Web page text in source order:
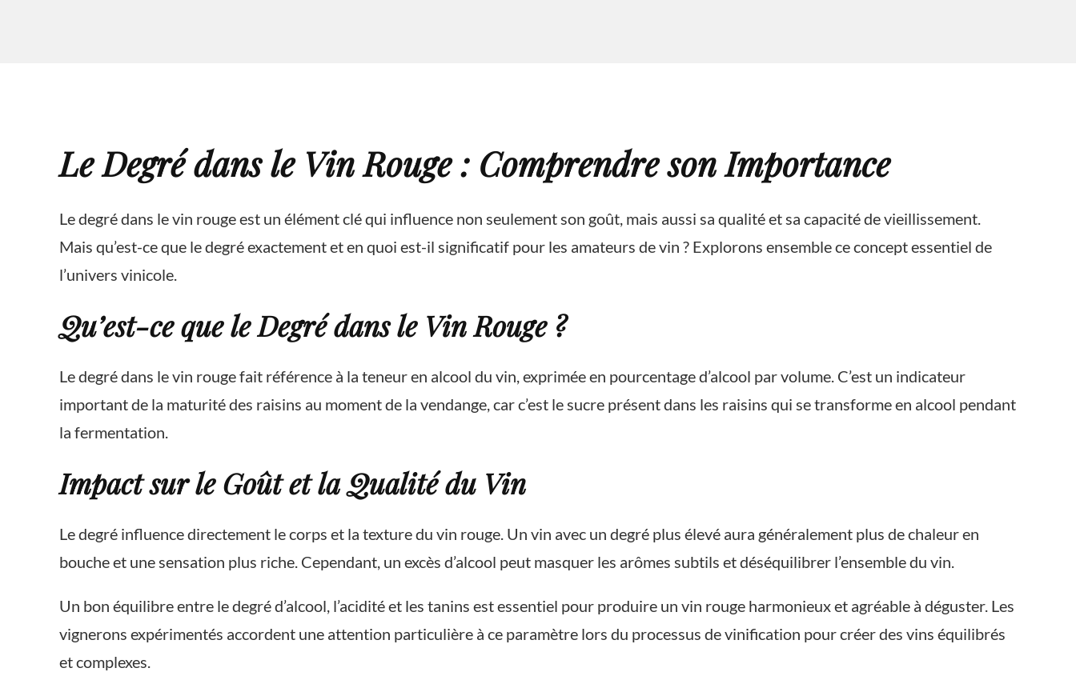
Le Degré dans le Vin Rouge : Comprendre son Importance
Le degré dans le vin rouge est un élément clé qui influence non seulement son goût, mais aussi sa qualité et sa capacité de vieillissement.
Mais qu’est-ce que le degré exactement et en quoi est-il significatif pour les amateurs de vin ? Explorons ensemble ce concept essentiel de
l’univers vinicole.
Qu’est-ce que le Degré dans le Vin Rouge ?
Le degré dans le vin rouge fait référence à la teneur en alcool du vin, exprimée en pourcentage d’alcool par volume. C’est un indicateur
important de la maturité des raisins au moment de la vendange, car c’est le sucre présent dans les raisins qui se transforme en alcool pendant
la fermentation.
Impact sur le Goût et la Qualité du Vin
Le degré influence directement le corps et la texture du vin rouge. Un vin avec un degré plus élevé aura généralement plus de chaleur en
bouche et une sensation plus riche. Cependant, un excès d’alcool peut masquer les arômes subtils et déséquilibrer l’ensemble du vin.
Un bon équilibre entre le degré d’alcool, l’acidité et les tanins est essentiel pour produire un vin rouge harmonieux et agréable à déguster. Les
vignerons expérimentés accordent une attention particulière à ce paramètre lors du processus de vinification pour créer des vins équilibrés
et complexes.